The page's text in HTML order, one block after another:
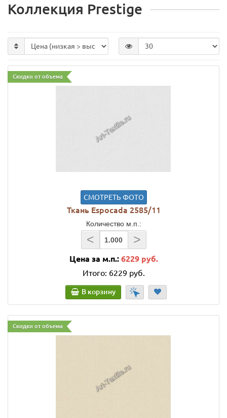
Коллекция Prestige
Скидки от объема
СМОТРЕТЬ ФОТО
Ткань Espocada 2585/11
Количество м.п.:
< >
Цена за м.п.: 6229 руб.
Итого: 6229 руб.
В корзину
Скидки от объема